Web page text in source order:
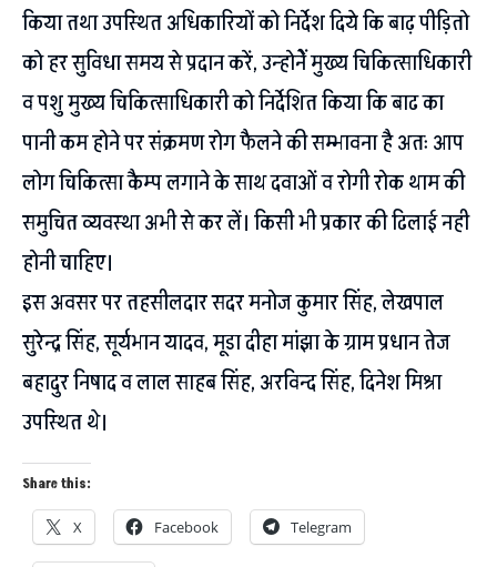
किया तथा उपस्थित अधिकारियों को निर्देश दिये कि बाढ़ पीड़ितो
को हर सुविधा समय से प्रदान करें, उन्होनेें मुख्य चिकित्साधिकारी
व पशु मुख्य चिकित्साधिकारी को निर्देशित किया कि बाढ का
पानी कम होने पर संक्रमण रोग फैलने की सम्भावना है अतः आप
लोग चिकित्सा कैम्प लगाने के साथ दवाओं व रोगी रोक थाम की
समुचित व्यवस्था अभी से कर लें। किसी भी प्रकार की ढिलाई नही
होनी चाहिए।
इस अवसर पर तहसीलदार सदर मनोज कुमार सिंह, लेखपाल
सुरेन्द्र सिंह, सूर्यभान यादव, मूडा दीहा मांझा के ग्राम प्रधान तेज
बहादुर निषाद व लाल साहब सिंह, अरविन्द सिंह, दिनेश मिश्रा
उपस्थित थे।
Share this:
X Facebook Telegram